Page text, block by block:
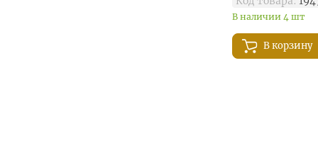
В наличии 4 шт
В корзину